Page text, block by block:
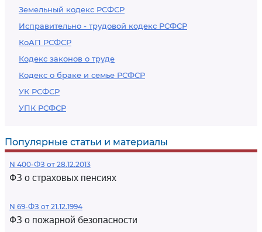
Земельный кодекс РСФСР
Исправительно - трудовой кодекс РСФСР
КоАП РСФСР
Кодекс законов о труде
Кодекс о браке и семье РСФСР
УК РСФСР
УПК РСФСР
Популярные статьи и материалы
N 400-ФЗ от 28.12.2013
ФЗ о страховых пенсиях
N 69-ФЗ от 21.12.1994
ФЗ о пожарной безопасности